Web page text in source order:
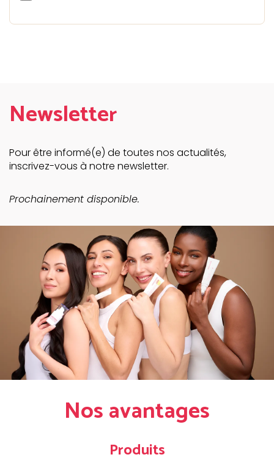
Newsletter
Pour être informé(e) de toutes nos actualités,
inscrivez-vous à notre newsletter.
Prochainement disponible.
Nos avantages
Produits